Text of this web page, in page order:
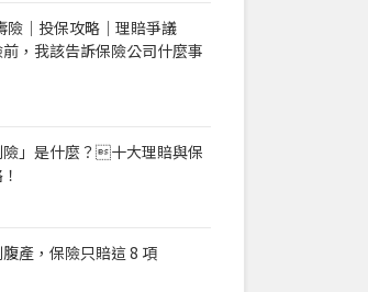
險｜投保攻略｜理賠爭議
，我該告訴保險公司什麼事
」是什麼？十大理賠與保
產，保險只賠這 8 項